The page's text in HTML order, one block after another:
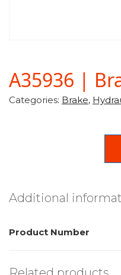
A35936 |
Categories: Brake,
Additional
Product Number